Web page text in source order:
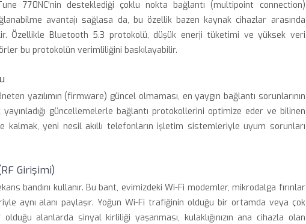
770NC'nin desteklediği çoklu nokta bağlantı (multipoint connection)
avantajı sağlasa da, bu özellik bazen kaynak cihazlar arasında
Özellikle Bluetooth 5.3 protokolü, düşük enerji tüketimi ve yüksek veri
bu protokolün verimliliğini baskılayabilir.
yazılımın (firmware) güncel olmaması, en yaygın bağlantı sorunlarının
yayınladığı güncellemelerle bağlantı protokollerini optimize eder ve bilinen
kalmak, yeni nesil akıllı telefonların işletim sistemleriyle uyum sorunları
Girişimi)
bandını kullanır. Bu bant, evimizdeki Wi-Fi modemler, mikrodalga fırınlar
aynı alanı paylaşır. Yoğun Wi-Fi trafiğinin olduğu bir ortamda veya çok
alanlarda sinyal kirliliği yaşanması, kulaklığınızın ana cihazla olan